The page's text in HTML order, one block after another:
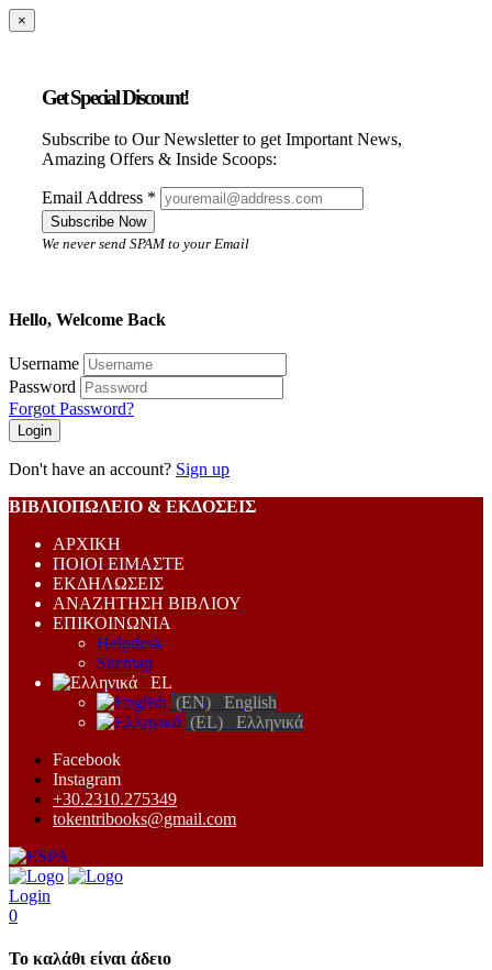
×
Get Special Discount!
Subscribe to Our Newsletter to get Important News,
Amazing Offers & Inside Scoops:
Email Address *
Subscribe Now
We never send SPAM to your Email
Hello, Welcome Back
Username
Password
Forgot Password?
Login
Don't have an account? Sign up
ΒΙΒΛΙΟΠΩΛEΙΟ & ΕΚΔΟΣΕΙΣ
ΑΡΧΙΚΗ
ΠΟΙΟΙ ΕΙΜΑΣΤΕ
ΕΚΔΗΛΩΣΕΙΣ
ΑΝΑΖΗΤΗΣΗ ΒΙΒΛΙΟΥ
ΕΠΙΚΟΙΝΩΝΙΑ
Helpdesk
Sitemap
EL
(EN) English
(EL) Ελληνικά
Facebook
Instagram
+30.2310.275349
tokentribooks@gmail.com
Login
0
Το καλάθι είναι άδειο